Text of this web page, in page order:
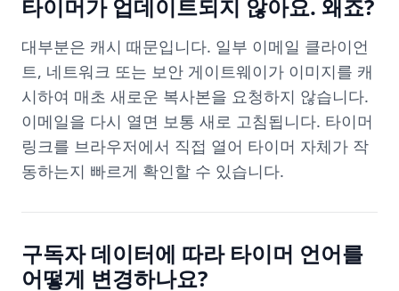
타이머가 업데이트되지 않아요. 왜죠?
대부분은 캐시 때문입니다. 일부 이메일 클라이언
트, 네트워크 또는 보안 게이트웨이가 이미지를 캐
시하여 매초 새로운 복사본을 요청하지 않습니다.
이메일을 다시 열면 보통 새로 고침됩니다. 타이머
링크를 브라우저에서 직접 열어 타이머 자체가 작
동하는지 빠르게 확인할 수 있습니다.
구독자 데이터에 따라 타이머 언어를
어떻게 변경하나요?